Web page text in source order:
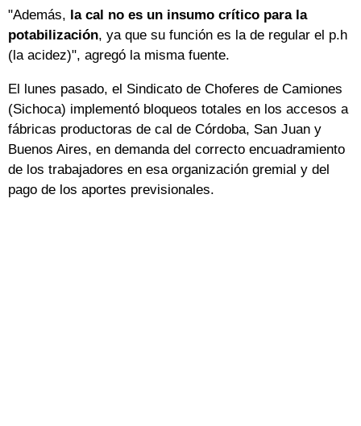
"Además, la cal no es un insumo crítico para la
potabilización, ya que su función es la de regular el p.h
(la acidez)", agregó la misma fuente.
El lunes pasado, el Sindicato de Choferes de Camiones
(Sichoca) implementó bloqueos totales en los accesos a
fábricas productoras de cal de Córdoba, San Juan y
Buenos Aires, en demanda del correcto encuadramiento
de los trabajadores en esa organización gremial y del
pago de los aportes previsionales.